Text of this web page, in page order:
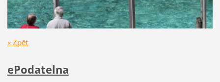
« Zpět
ePodatelna